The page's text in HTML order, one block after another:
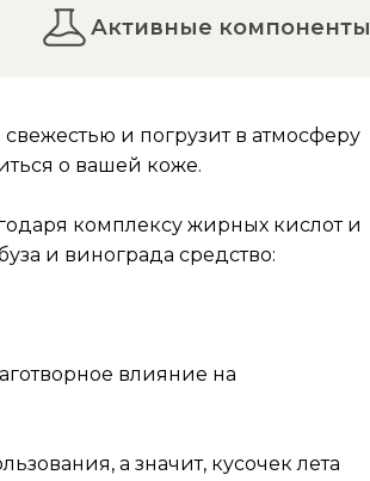
активные компоненты
свежестью и погрузит в атмосферу
о вашей коже.
комплексу жирных кислот и
и винограда средство:
влияние на
а значит, кусочек лета